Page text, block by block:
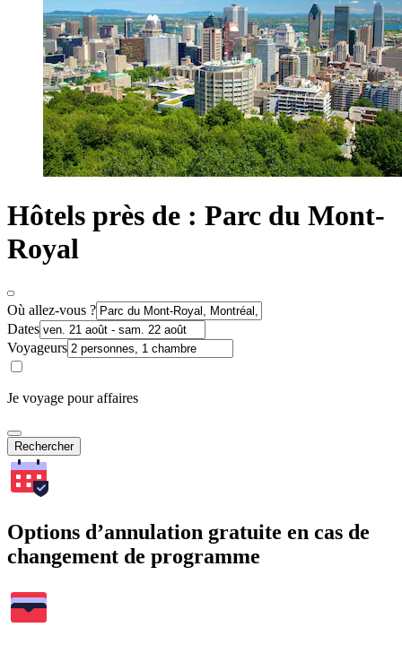
Hôtels près de : Parc du Mont-
Royal
Où allez-vous ?
Dates
Voyageurs
Je voyage pour affaires
Rechercher
Options d’annulation gratuite en cas de
changement de programme